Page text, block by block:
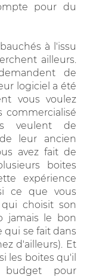
pour du
à l'issu
ailleurs.
de
logiciel a été
vous voulez
commercialisé
veulent de
leur ancien
avez fait de
boites
expérience
ce que vous
choisit son
jamais le bon
qui se fait dans
d'ailleurs). Et
les boites qu'il
pour